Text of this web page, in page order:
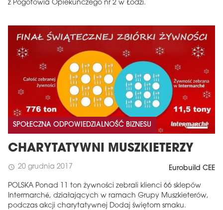
z Pogotowia Opiekuńczego nr 2 w Łodzi.
SPOŁECZNA ODPOWIEDZIALNOŚĆ BIZNESU
CHARYTATYWNI MUSZKIETERZY
schedule 20 grudnia 2017 Eurobuild CEE
POLSKA Ponad 11 ton żywności zebrali klienci 66 sklepów
Intermarché, działających w ramach Grupy Muszkieterów,
podczas akcji charytatywnej Dodaj świętom smaku.